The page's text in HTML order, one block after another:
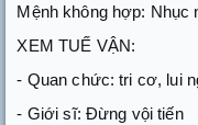
Mệnh không hợp: Nhục
XEM TUẾ VẬN:
- Quan chức: tri cơ, lui
- Giới sĩ: Đừng vội tiến